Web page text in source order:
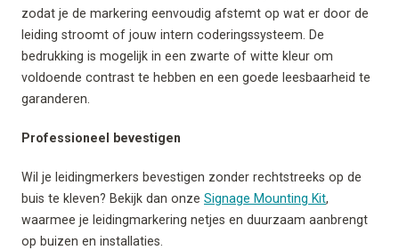
zodat je de markering eenvoudig afstemt op wat er door de
leiding stroomt of jouw intern coderingssysteem. De
bedrukking is mogelijk in een zwarte of witte kleur om
voldoende contrast te hebben en een goede leesbaarheid te
garanderen.
Professioneel bevestigen
Wil je leidingmerkers bevestigen zonder rechtstreeks op de
buis te kleven? Bekijk dan onze Signage Mounting Kit,
waarmee je leidingmarkering netjes en duurzaam aanbrengt
op buizen en installaties.